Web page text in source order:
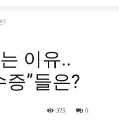
?
이유..
”들은?
0
375